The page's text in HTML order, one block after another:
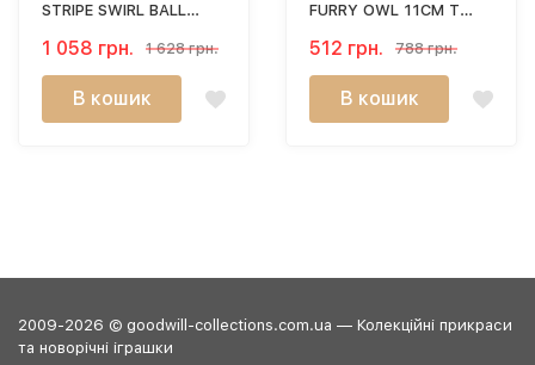
STRIPE SWIRL BALL
1 058 грн. 1 628 грн.
В кошик
FURRY OWL 11CM T
512 грн. 788 грн.
В кошик
2009-2026 © goodwill-collections.com.ua — Колекційні прикраси
та новорічні іграшки